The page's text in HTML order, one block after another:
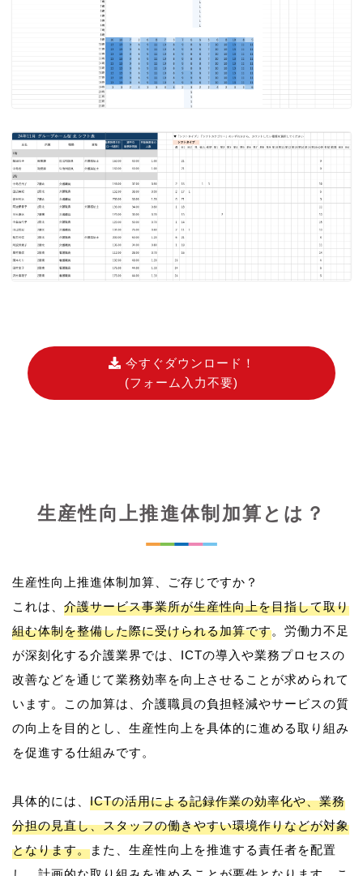
今すぐダウンロード！
(フォーム入力不要)
生産性向上推進体制加算とは？
生産性向上推進体制加算、ご存じですか？
これは、 介護サービス事業所が生産性向上を目指して取り
組む体制を整備した際に受けられる加算です。労働力不足
が深刻化する介護業界では、ICTの導入や業務プロセスの
改善などを通じて業務効率を向上させることが求められて
います。この加算は、介護職員の負担軽減やサービスの質
の向上を目的とし、生産性向上を具体的に進める取り組み
を促進する仕組みです。
具体的には、 ICTの活用による記録作業の効率化や、業務
分担の見直し、スタッフの働きやすい環境作りなどが対象
となります。また、生産性向上を推進する責任者を配置